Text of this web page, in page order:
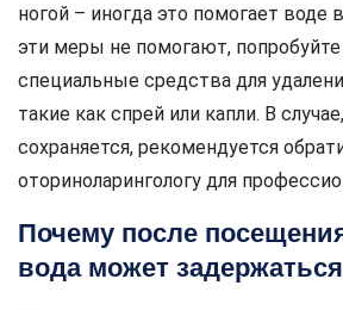
ногой – иногда это помогает воде
эти меры не помогают, попробуйте
специальные средства для
такие как спрей или капли. В
сохраняется, рекомендуется
оториноларингологу для
Почему после
вода может